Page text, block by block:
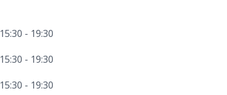
15:30 - 19:30
15:30 - 19:30
15:30 - 19:30